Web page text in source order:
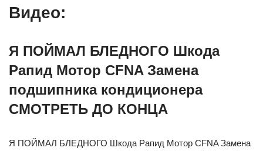
Видео:
Я ПОЙМАЛ БЛЕДНОГО Шкода
Рапид Мотор CFNA Замена
подшипника кондиционера
СМОТРЕТЬ ДО КОНЦА
Я ПОЙМАЛ БЛЕДНОГО Шкода Рапид Мотор CFNA Замена